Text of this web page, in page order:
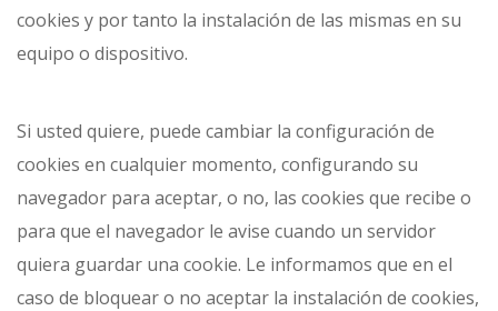
cookies y por tanto la instalación de las mismas en su
equipo o dispositivo.
Si usted quiere, puede cambiar la configuración de
cookies en cualquier momento, configurando su
navegador para aceptar, o no, las cookies que recibe o
para que el navegador le avise cuando un servidor
quiera guardar una cookie. Le informamos que en el
caso de bloquear o no aceptar la instalación de cookies,